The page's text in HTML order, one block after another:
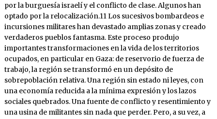
por la burguesía israelí y el conflicto de clase. Algunos han
optado por la relocalización.11 Los sucesivos bombardeos e
incursiones militares han devastado amplias zonas y creado
verdaderos pueblos fantasma. Este proceso produjo
importantes transformaciones en la vida de los territorios
ocupados, en particular en Gaza: de reservorio de fuerza de
trabajo, la región se transformó en un depósito de
sobrepoblación relativa. Una región sin estado ni leyes, con
una economía reducida a la mínima expresión y los lazos
sociales quebrados. Una fuente de conflicto y resentimiento y
una usina de militantes sin nada que perder. Pero, a su vez, a